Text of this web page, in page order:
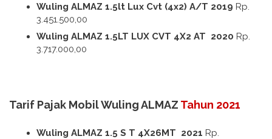
Wuling ALMAZ 1.5lt Lux Cvt (4x2) A/T 2019 Rp.
3.451.500,00
Wuling ALMAZ 1.5LT LUX CVT 4X2 AT 2020 Rp.
3.717.000,00
Tarif Pajak Mobil Wuling ALMAZ Tahun 2021
Wuling ALMAZ 1.5 S T 4X26MT 2021 Rp.